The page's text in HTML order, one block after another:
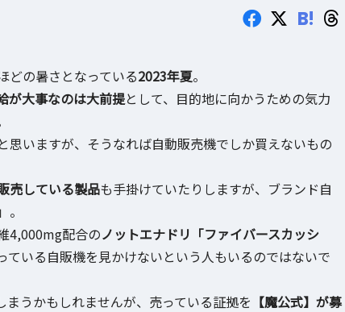
B!
どの暑さとなっている2023年夏。
が大事なのは大前提として、目的地に向かうための気力
思いますが、そうなれば自動販売機でしか買えないもの
売している製品も手掛けていたりしますが、ブランド自
」。
4,000mg配合のノットエナドリ「ファイバースカッシ
いる自販機を見かけないという人もいるのではないで
うかもしれませんが、売っている証拠を 【魔公式】が募